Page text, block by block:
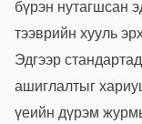
бүрэн нутагшсан
тээврийн хууль
Эдгээр
ашиглалтыг
үеийн дүрэм